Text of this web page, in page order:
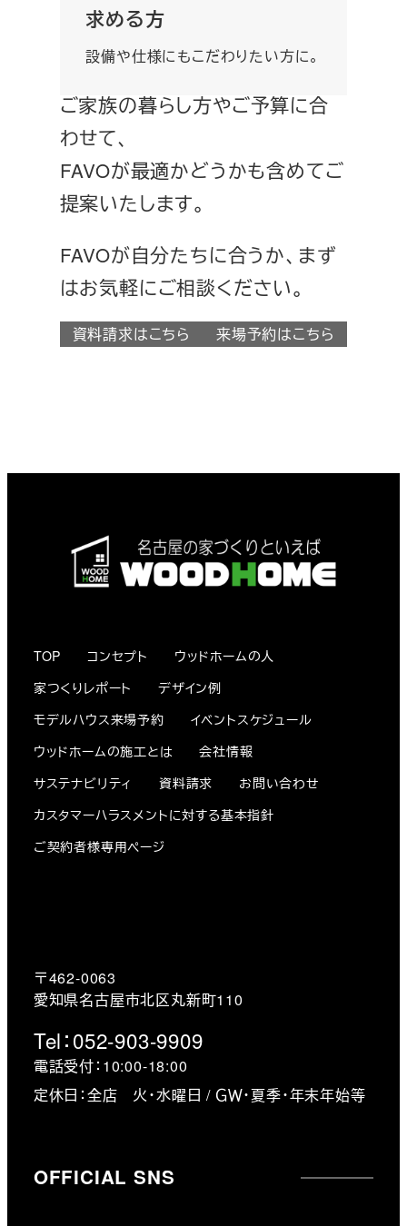
求める方
設備や仕様にもこだわりたい方に。
ご家族の暮らし方やご予算に合
わせて、
FAVOが最適かどうかも含めてご
提案いたします。
FAVOが自分たちに合うか、まず
はお気軽にご相談ください。
資料請求はこちら 来場予約はこちら
〒462-0063
愛知県名古屋市北区丸新町110
Tel：052-903-9909
電話受付：10:00-18:00
定休日：全店 火・水曜日 / ＧＷ・夏季・年末年始等
TOP コンセプト
ウッドホームの人
家つくりレポート
デザイン例
モデルハウス来場予約
イベントスケジュール
ウッドホームの施工とは
会社情報
サステナビリティ
資料請求
お問い合わせ
カスタマーハラスメントに対する基本指針
ご契約者様専用ページ
OFFICIAL SNS